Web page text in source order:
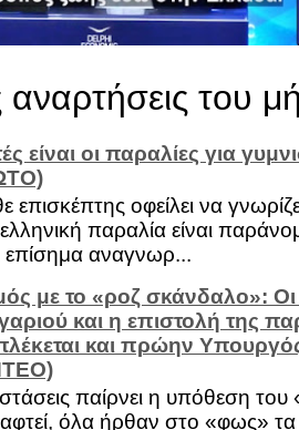
αναρτήσεις του
είναι οι παραλίες για
επισκέπτης οφείλει να
παραλία είναι
επίσημα αναγνωρ...
με το «ροζ σκάνδαλο»: Οι
και η επιστολή της
και πρώην
παίρνει η υπόθεση
όλα ήρθαν στο «φως»